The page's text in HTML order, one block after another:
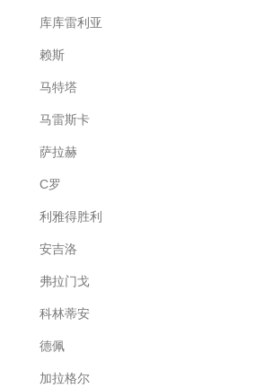
库库雷利亚
赖斯
马特塔
马雷斯卡
萨拉赫
C罗
利雅得胜利
安吉洛
弗拉门戈
科林蒂安
德佩
加拉格尔